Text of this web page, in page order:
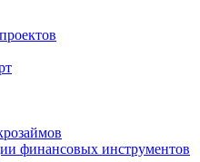
финансовых инструментов